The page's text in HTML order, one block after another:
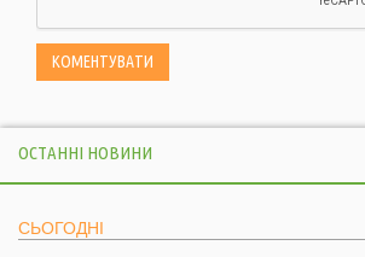
ОСТАННІ НОВИНИ
СЬОГОДНІ